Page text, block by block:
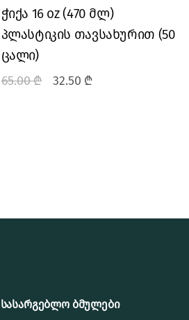
ჭიქა 16 oz (470 მლ)
პლასტიკის თავსახურით (50
ცალი)
65.00₾ 32.50 ₾
სასარგებლო ბმულები